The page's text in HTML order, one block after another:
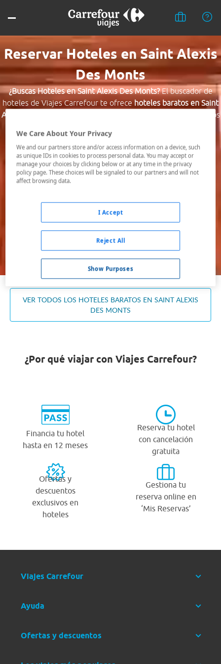
Reservar Hoteles en Saint Alexis
Des Monts
¿Buscas Hoteles en Saint Alexis Des Monts?El buscador de
hoteles de Viajes Carrefour te ofrecehoteles baratos en Saint
Alexis Des Monts
a los mejores precios. Hoteles céntricos o los
encontramos al mejor precio.
Destino *
Ocupación *
Buscar
VER TODOS LOS HOTELES BARATOS EN SAINT ALEXIS
DES MONTS
¿Por qué viajar con Viajes Carrefour?
Financia tu hotel
hasta en 12 meses
Reserva tu hotel
con cancelación
gratuita
Ofertas y
descuentos
exclusivos en
hoteles
Gestiona tu
reserva online en
‘Mis Reservas’
Viajes Carrefour
Ayuda
Ofertas y descuentos
We Care About Your Privacy
We and our partners store and/or access information on a device, such
as unique IDs in cookies to process personal data. You may accept or
manage your choices by clicking below or at any time in the privacy
policy page. These choices will be signaled to our partners and will not
affect browsing data.
Show Purposes
Reject All
I Accept